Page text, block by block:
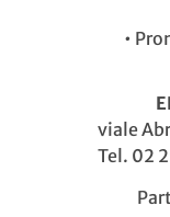
•
viale
Tel. 02